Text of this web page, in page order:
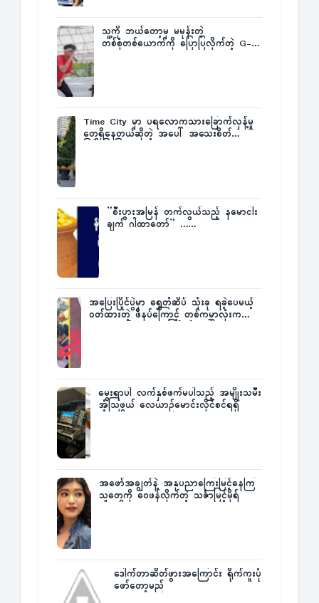
သူ့ကို ဘယ်တော့မှ မမုန်းတဲ့
တစ်စုံတစ်ယောက်ကို ပြောပြလိုက်တဲ့ G-
Time City မှာ ပရလောကသားခြောက်လှန့်မှု
တွေရှိနေတယ်ဆိုတဲ့ အပေါ် အသေးစိတ်
”စီးပွားအမြန် တက်လွယ်သည့် နမောငါး
ချက် ဂါထာတော်” ……
အပြေးပြိုင်ပွဲမှာ ရွှေတံဆိပ် သုံးခု ရခဲ့ပေမယ့်
ဝတ်ထားတဲ့ ဖိနပ်ကြောင့် တစ်ကမ္ဘာလုံးက
မွေးရာပါ လက်နှစ်ဖက်မပါသည့် အမျိုးသမီး
အံ့သြဖွယ် လေယာဉ်မောင်းလိုင်စင်ရရှိ
အဖော်အချွတ်နဲ့ အနုပညာကြေးမြင့်နေကြ
သူတွေကို ဝေဖန်လိုက်တဲ့ သင်္ဇာမြင့်မိုရ်
ဒေါက်တာဆိတ်ဖွားအကြောင်း ရိုက်ကူးပုံ
ဖော်တော့မည်